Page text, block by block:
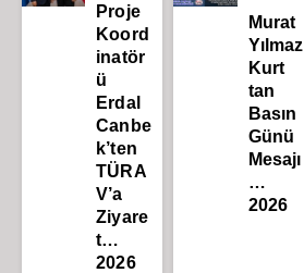
Proje
Koord
inatör
ü
Erdal
Canbe
k’ten
TÜRA
V’a
Ziyare
t…
2026
Murat
Yılmaz
Kurt
tan
Basın
Günü
Mesajı
…
2026